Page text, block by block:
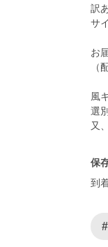
訳
サ
お
（
風
選
又
保
到